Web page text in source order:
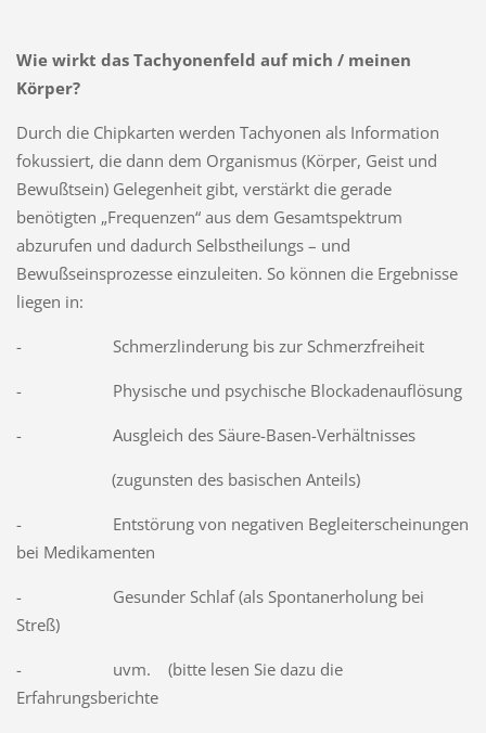
Wie wirkt das Tachyonenfeld auf mich / meinen
Körper?
Durch die Chipkarten werden Tachyonen als Information
fokussiert, die dann dem Organismus (Körper, Geist und
Bewußtsein) Gelegenheit gibt, verstärkt die gerade
benötigten „Frequenzen“ aus dem Gesamtspektrum
abzurufen und dadurch Selbstheilungs – und
Bewußseinsprozesse einzuleiten. So können die Ergebnisse
liegen in:
- Schmerzlinderung bis zur Schmerzfreiheit
- Physische und psychische Blockadenauflösung
- Ausgleich des Säure-Basen-Verhältnisses
(zugunsten des basischen Anteils)
- Entstörung von negativen Begleiterscheinungen
bei Medikamenten
- Gesunder Schlaf (als Spontanerholung bei
Streß)
- uvm. (bitte lesen Sie dazu die
Erfahrungsberichte